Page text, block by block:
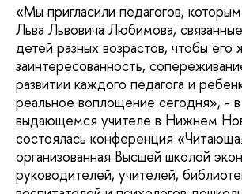
«Мы пригласили педагогов,
Льва Львовича Любимова,
детей разных возрастов, чтобы его
заинтересованность,
развитии каждого педагога и
реальное воплощение сегодня», -
выдающемся учителе в Нижнем
состоялась конференция
организованная Высшей школой
руководителей, учителей,